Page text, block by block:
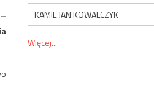
KAMIL JAN KOWALCZYK
Więcej...